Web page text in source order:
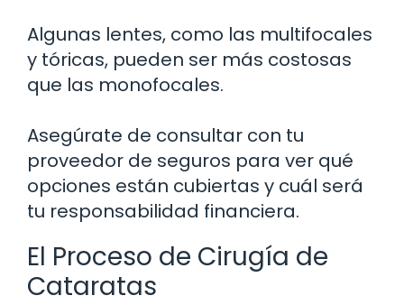
Algunas lentes, como las multifocales
y tóricas, pueden ser más costosas
que las monofocales.
Asegúrate de consultar con tu
proveedor de seguros para ver qué
opciones están cubiertas y cuál será
tu responsabilidad financiera.
El Proceso de Cirugía de
Cataratas